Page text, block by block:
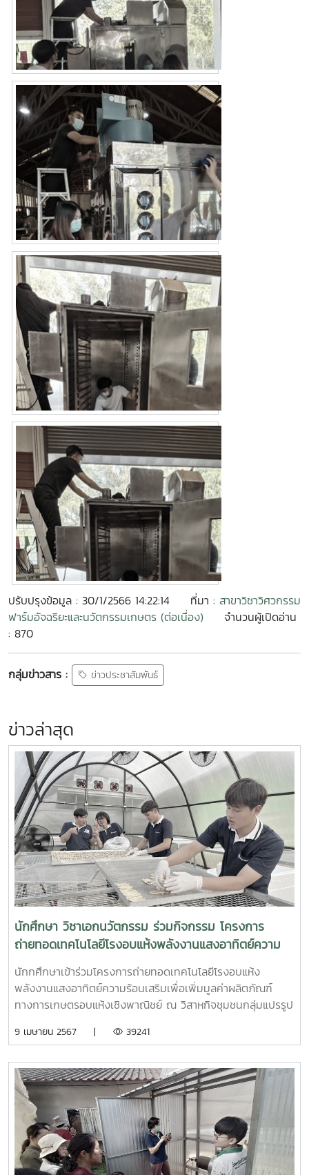
ปรับปรุงข้อมูล : 30/1/2566 14:22:14 ที่มา : สาขาวิชาวิศวกรรม
ฟาร์มอัจฉริยะและนวัตกรรมเกษตร (ต่อเนื่อง)
จำนวนผู้เปิดอ่าน
: 870
กลุ่มข่าวสาร : ข่าวประชาสัมพันธ์
ข่าวล่าสุด
นักศึกษา วิชาเอกนวัตกรรม ร่วมกิจกรรม โครงการ
ถ่ายทอดเทคโนโลยีโรงอบแห้งพลังงานแสงอาทิตย์ความ
ร้อนเสริมเพื่อเพิ่มมูลค่าผลิตภัณฑ์ทางการเกษตรอบแห้ง
เชิงพาณิชย์
นักกศึกษาเข้าร่วมโครงการถ่ายทอดเทคโนโลยีโรงอบแห้ง
พลังงานแสงอาทิตย์ความร้อนเสริมเพื่อเพิ่มมูลค่าผลิตภัณฑ์
ทางการเกษตรอบแห้งเชิงพาณิชย์ ณ วิสาหกิจชุมชนกลุ่มแปรรูป
2567
9 เมษายน 2567 | 39241